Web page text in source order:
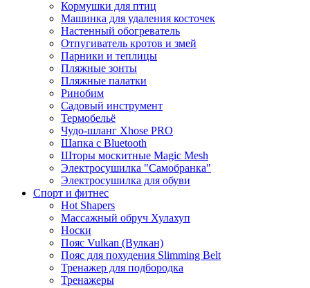
Кормушки для птиц
Машинка для удаления косточек
Настенный обогреватель
Отпугиватель кротов и змей
Парники и теплицы
Пляжные зонты
Пляжные палатки
Ринобим
Садовый инструмент
Термобельё
Чудо-шланг Xhose PRO
Шапка с Bluetooth
Шторы москитные Magic Mesh
Электросушилка "Самобранка"
Электросушилка для обуви
Спорт и фитнес
Hot Shapers
Массажный обруч Хулахуп
Носки
Пояс Vulkan (Вулкан)
Пояс для похудения Slimming Belt
Тренажер для подбородка
Тренажеры